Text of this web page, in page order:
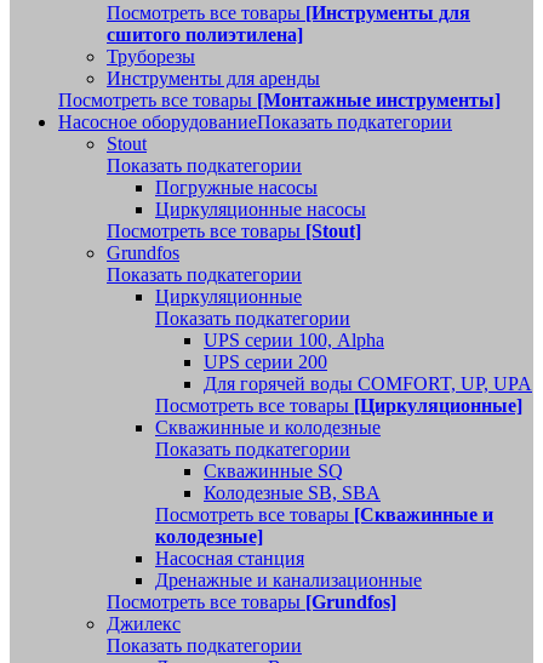
Посмотреть все товары [Инструменты для
сшитого полиэтилена]
Труборезы
Инструменты для аренды
Посмотреть все товары [Монтажные инструменты]
Насосное оборудованиеПоказать подкатегории
Stout
Показать подкатегории
Погружные насосы
Циркуляционные насосы
Посмотреть все товары [Stout]
Grundfos
Показать подкатегории
Циркуляционные
Показать подкатегории
UPS серии 100, Alpha
UPS серии 200
Для горячей воды COMFORT, UP, UPA
Посмотреть все товары [Циркуляционные]
Скважинные и колодезные
Показать подкатегории
Скважинные SQ
Колодезные SB, SBA
Посмотреть все товары [Скважинные и
колодезные]
Насосная станция
Дренажные и канализационные
Посмотреть все товары [Grundfos]
Джилекс
Показать подкатегории